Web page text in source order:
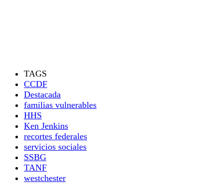
TAGS
CCDF
Destacada
familias vulnerables
HHS
Ken Jenkins
recortes federales
servicios sociales
SSBG
TANF
westchester